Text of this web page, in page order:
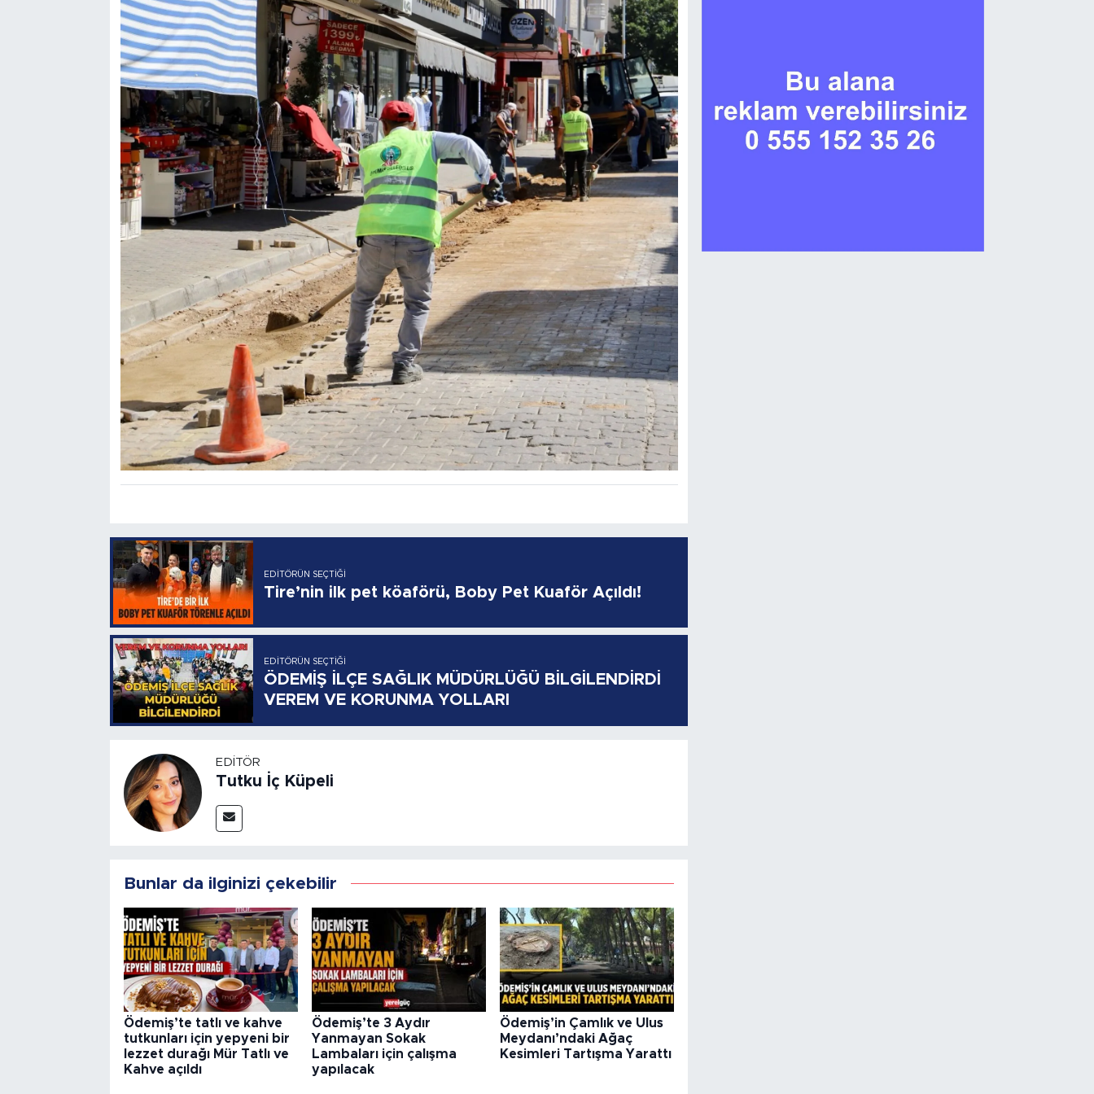
EDITÖRÜN SEÇTIĞI
Tire’nin ilk pet köaförü, Boby Pet Kuaför Açıldı!
EDITÖRÜN SEÇTIĞI
ÖDEMİŞ İLÇE SAĞLIK MÜDÜRLÜĞÜ BİLGİLENDİRDİ
VEREM VE KORUNMA YOLLARI
EDITÖR
Tutku İç Küpeli
Bunlar da ilginizi çekebilir
Ödemiş’te tatlı ve kahve
tutkunları için yepyeni bir
lezzet durağı Mür Tatlı ve
Kahve açıldı
Ödemiş’te 3 Aydır
Yanmayan Sokak
Lambaları için çalışma
yapılacak
Ödemiş’in Çamlık ve Ulus
Meydanı’ndaki Ağaç
Kesimleri Tartışma Yarattı